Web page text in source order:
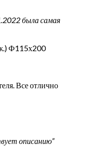
была самая
Ф115х200
Все отлично
описанию”